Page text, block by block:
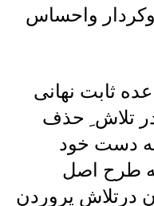
واحساس
ثابت نهانی
تلاش ِ حذف
به دست خود
طرح اصل
درتلاش پروردن